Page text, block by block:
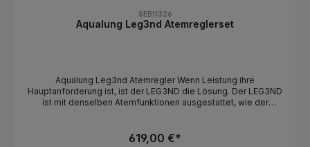
SEB11326
Aqualung Leg3nd Atemreglerset
Aqualung Leg3nd Atemregler Wenn Leistung ihre
Hauptanforderung ist, ist der LEG3ND die Lösung. Der LEG3ND
ist mit denselben Atemfunktionen ausgestattet, wie der
Empfindungen und Emotionen unter Wasser verstärkt sind,
619,00 €*